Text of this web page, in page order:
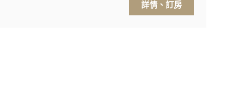
詳情、訂房